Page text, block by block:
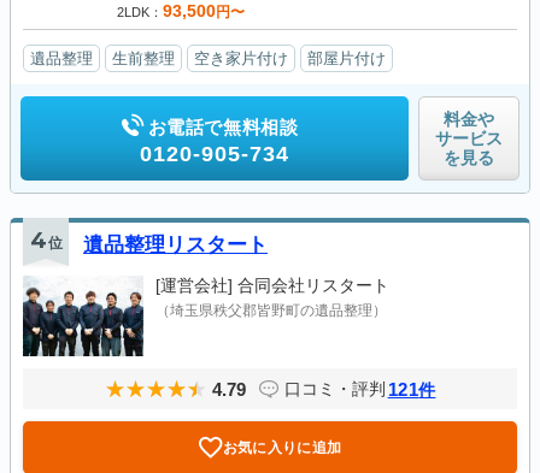
2LDK 93,500円〜
遺品整理 生前整理 空き家片付け 部屋片付け
お電話で無料相談
0120-905-734
料金や
サービス
を見る
4位 遺品整理リスタート
[運営会社] 合同会社リスタート
（埼玉県秩父郡皆野町の遺品整理）
4.79 口コミ・評判 121件
お気に入りに追加